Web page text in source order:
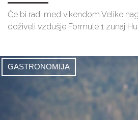
Če bi radi med vikendom Velike
doživeli vzdušje Formule 1 zunaj
GASTRONOMIJA